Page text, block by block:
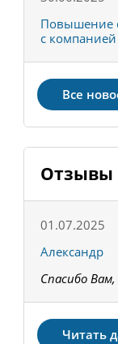
Повышение
с
Все
Отзывы
01.07.2025
Александр
Спасибо
Читать